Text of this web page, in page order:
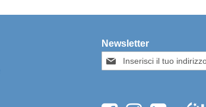
Newsletter
Iscriviti
alla